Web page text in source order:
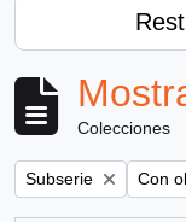
Colecciones
Remove filter:
Subserie Con